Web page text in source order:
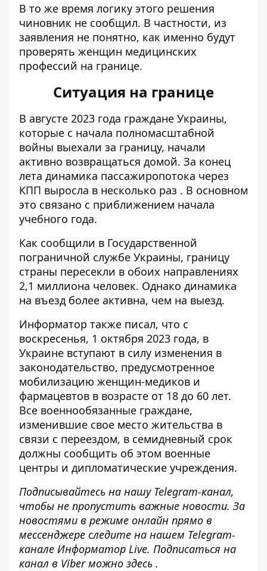
В то же время логику этого решения
чиновник не сообщил. В частности, из
заявления не понятно, как именно будут
проверять женщин медицинских
профессий на границе.
Ситуация на границе
В августе 2023 года граждане Украины,
которые с начала полномасштабной
войны выехали за границу, начали
активно возвращаться домой. За конец
лета динамика пассажиропотока через
КПП выросла в несколько раз . В основном
это связано с приближением начала
учебного года.
Как сообщили в Государственной
пограничной службе Украины, границу
страны пересекли в обоих направлениях
2,1 миллиона человек. Однако динамика
на въезд более активна, чем на выезд.
Информатор также писал, что с
воскресенья, 1 октября 2023 года, в
Украине вступают в силу изменения в
законодательство, предусмотренное
мобилизацию женщин-медиков и
фармацевтов в возрасте от 18 до 60 лет.
Все военнообязанные граждане,
изменившие свое место жительства в
связи с переездом, в семидневный срок
должны сообщить об этом военные
центры и дипломатические учреждения.
Подписывайтесь на нашу Telegram-канал,
чтобы не пропустить важные новости. За
новостями в режиме онлайн прямо в
мессенджере следите на нашем Telegram-
канале Информатор Live. Подписаться на
канал в Viber можно здесь .